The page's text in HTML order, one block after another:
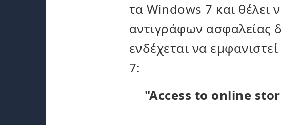
τα Windows 7 και θέλει
αντιγράφων ασφαλείας
ενδέχεται να
7:
"Access to online